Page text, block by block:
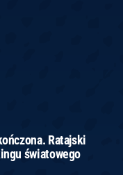
Ratajski
światowego